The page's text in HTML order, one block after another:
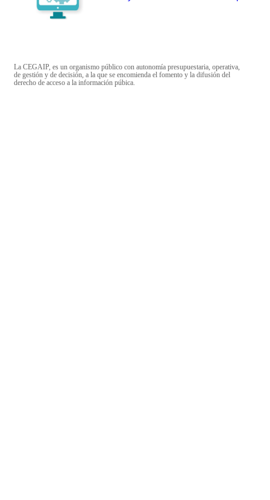
La CEGAIP, es un organismo público con autonomía presupuestaria, operativa,
de gestión y de decisión, a la que se encomienda el fomento y la difusión del
derecho de acceso a la información púbica.